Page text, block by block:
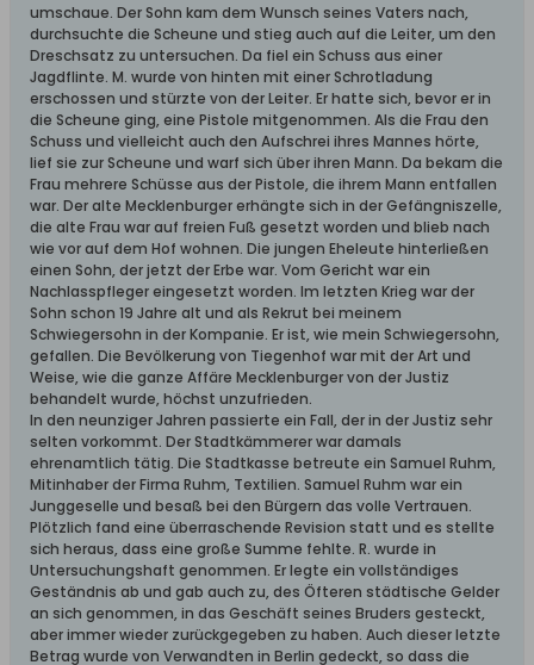
umschaue. Der Sohn kam dem Wunsch seines Vaters nach,
durchsuchte die Scheune und stieg auch auf die Leiter, um den
Dreschsatz zu untersuchen. Da fiel ein Schuss aus einer
Jagdflinte. M. wurde von hinten mit einer Schrotladung
erschossen und stürzte von der Leiter. Er hatte sich, bevor er in
die Scheune ging, eine Pistole mitgenommen. Als die Frau den
Schuss und vielleicht auch den Aufschrei ihres Mannes hörte,
lief sie zur Scheune und warf sich über ihren Mann. Da bekam die
Frau mehrere Schüsse aus der Pistole, die ihrem Mann entfallen
war. Der alte Mecklenburger erhängte sich in der Gefängniszelle,
die alte Frau war auf freien Fuß gesetzt worden und blieb nach
wie vor auf dem Hof wohnen. Die jungen Eheleute hinterließen
einen Sohn, der jetzt der Erbe war. Vom Gericht war ein
Nachlasspfleger eingesetzt worden. Im letzten Krieg war der
Sohn schon 19 Jahre alt und als Rekrut bei meinem
Schwiegersohn in der Kompanie. Er ist, wie mein Schwiegersohn,
gefallen. Die Bevölkerung von Tiegenhof war mit der Art und
Weise, wie die ganze Affäre Mecklenburger von der Justiz
behandelt wurde, höchst unzufrieden.
In den neunziger Jahren passierte ein Fall, der in der Justiz sehr
selten vorkommt. Der Stadtkämmerer war damals
ehrenamtlich tätig. Die Stadtkasse betreute ein Samuel Ruhm,
Mitinhaber der Firma Ruhm, Textilien. Samuel Ruhm war ein
Junggeselle und besaß bei den Bürgern das volle Vertrauen.
Plötzlich fand eine überraschende Revision statt und es stellte
sich heraus, dass eine große Summe fehlte. R. wurde in
Untersuchungshaft genommen. Er legte ein vollständiges
Geständnis ab und gab auch zu, des Öfteren städtische Gelder
an sich genommen, in das Geschäft seines Bruders gesteckt,
aber immer wieder zurückgegeben zu haben. Auch dieser letzte
Betrag wurde von Verwandten in Berlin gedeckt, so dass die